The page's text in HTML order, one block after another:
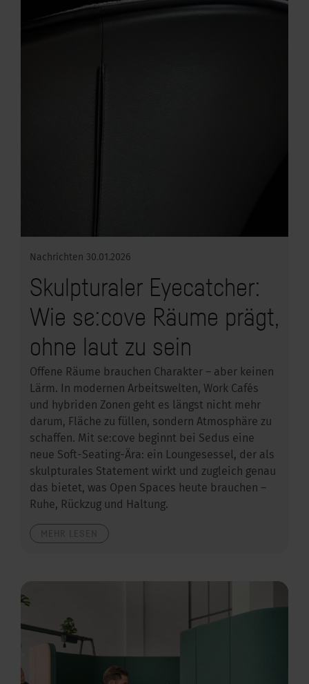
Nachrichten 30.01.2026
Skulpturaler Eyecatcher:
Wie se:cove Räume prägt,
ohne laut zu sein
Offene Räume brauchen Charakter – aber keinen
Lärm. In modernen Arbeitswelten, Work Cafés
und hybriden Zonen geht es längst nicht mehr
darum, Fläche zu füllen, sondern Atmosphäre zu
schaffen. Mit se:cove beginnt bei Sedus eine
neue Soft-Seating-Ära: ein Loungesessel, der als
skulpturales Statement wirkt und zugleich genau
das bietet, was Open Spaces heute brauchen –
Ruhe, Rückzug und Haltung.